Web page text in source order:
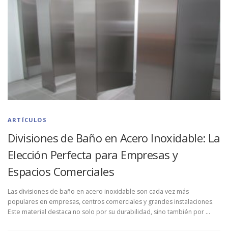
ARTÍCULOS
Divisiones de Baño en Acero Inoxidable: La
Elección Perfecta para Empresas y
Espacios Comerciales
Las divisiones de baño en acero inoxidable son cada vez más
populares en empresas, centros comerciales y grandes instalaciones.
Este material destaca no solo por su durabilidad, sino también por …